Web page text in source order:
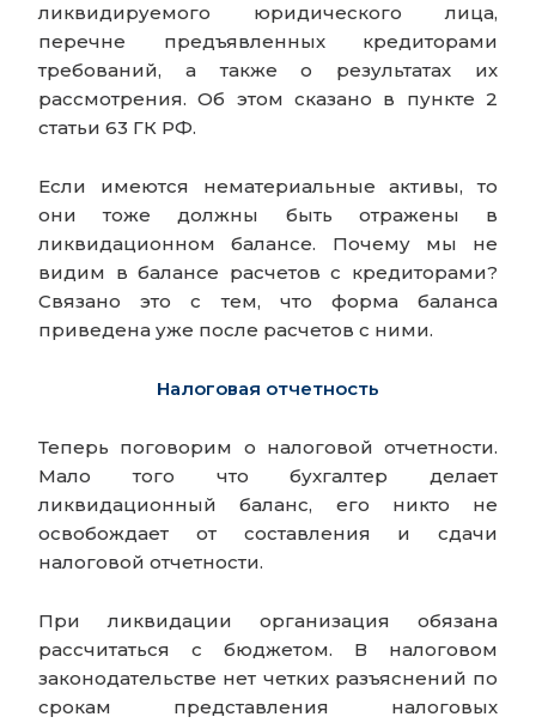
ликвидируемого юридического лица,
перечне предъявленных кредиторами
требований, а также о результатах их
рассмотрения. Об этом сказано в пункте 2
статьи 63 ГК РФ.
Если имеются нематериальные активы, то
они тоже должны быть отражены в
ликвидационном балансе. Почему мы не
видим в балансе расчетов с кредиторами?
Связано это с тем, что форма баланса
приведена уже после расчетов с ними.
Налоговая отчетность
Теперь поговорим о налоговой отчетности.
Мало того что бухгалтер делает
ликвидационный баланс, его никто не
освобождает от составления и сдачи
налоговой отчетности.
При ликвидации организация обязана
рассчитаться с бюджетом. В налоговом
законодательстве нет четких разъяснений по
срокам представления налоговых